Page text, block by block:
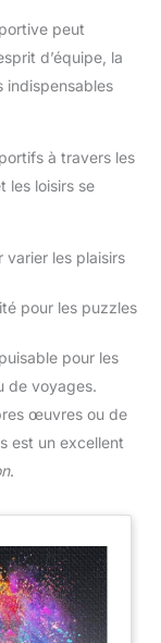
peut
d’équipe, la
indispensables
à travers les
les loisirs se
varier les plaisirs
pour les puzzles
pour les
de voyages.
œuvres ou de
est un excellent
.